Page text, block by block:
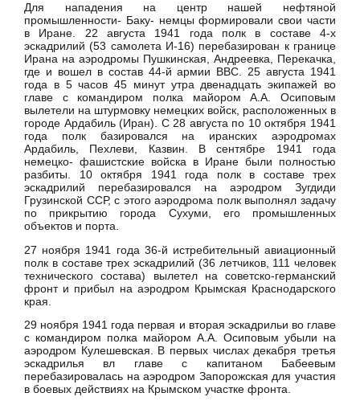
Для нападения на центр нашей нефтяной
промышленности- Баку- немцы формировали свои части
в Иране. 22 августа 1941 года полк в составе 4-х
эскадрилий (53 самолета И-16) перебазирован к границе
Ирана на аэродромы Пушкинская, Андреевка, Перекачка,
где и вошел в состав 44-й армии ВВС. 25 августа 1941
года в 5 часов 45 минут утра двенадцать экипажей во
главе с командиром полка майором А.А. Осиповым
вылетели на штурмовку немецких войск, расположенных в
городе Ардабиль (Иран). С 28 августа по 10 октября 1941
года полк базировался на иранских аэродромах
Ардабиль, Пехлеви, Казвин. В сентябре 1941 года
немецко- фашистские войска в Иране были полностью
разбиты. 10 октября 1941 года полк в составе трех
эскадрилий перебазировался на аэродром Зугдиди
Грузинской ССР, с этого аэродрома полк выполнял задачу
по прикрытию города Сухуми, его промышленных
объектов и порта.
27 ноября 1941 года 36-й истребительный авиационный
полк в составе трех эскадрилий (36 летчиков, 111 человек
технического состава) вылетел на советско-германский
фронт и прибыл на аэродром Крымская Краснодарского
края.
29 ноября 1941 года первая и вторая эскадрильи во главе
с командиром полка майором А.А. Осиповым убыли на
аэродром Кулешевская. В первых числах декабря третья
эскадрилья вл главе с капитаном Бабеевым
перебазировалась на аэродром Запорожская для участия
в боевых действиях на Крымском участке фронта.